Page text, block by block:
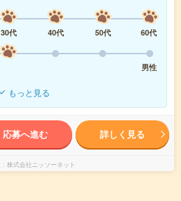
30代 40代 50代
60代
男性
もっと見る
応募へ進む 詳しく見る
株式会社ニッソーネット